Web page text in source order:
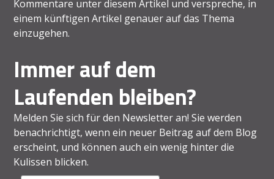
Kommentare unter diesem Artikel und verspreche, in
einem künftigen Artikel genauer auf das Thema
einzugehen.
Immer auf dem
Laufenden bleiben?
Melden Sie sich für den Newsletter an! Sie werden
benachrichtigt, wenn ein neuer Beitrag auf dem Blog
erscheint, und können auch ein wenig hinter die
Kulissen blicken.